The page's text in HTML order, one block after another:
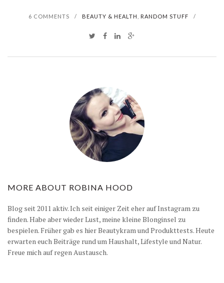
6 COMMENTS / BEAUTY & HEALTH RANDOM STUFF /
MORE ABOUT ROBINA HOOD
Blog seit 2011 aktiv. Ich seit einiger Zeit eher auf Instagram zu
finden. Habe aber wieder Lust, meine kleine Blonginsel zu
bespielen. Früher gab es hier Beautykram und Produkttests. Heute
erwarten euch Beiträge rund um Haushalt, Lifestyle und Natur.
Freue mich auf regen Austausch.